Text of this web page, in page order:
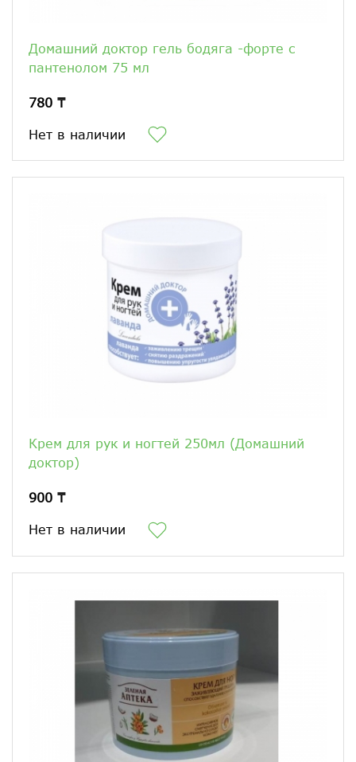
Домашний доктор гель бодяга -форте с
пантенолом 75 мл
780 ₸
Нет в наличии
Крем для рук и ногтей 250мл (Домашний
доктор)
900 ₸
Нет в наличии